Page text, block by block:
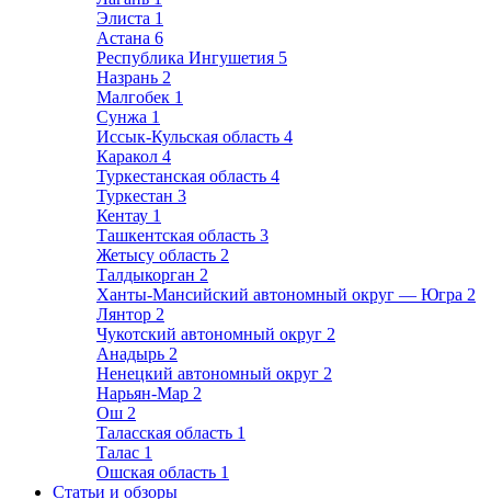
Элиста 1
Астана 6
Республика Ингушетия 5
Назрань 2
Малгобек 1
Сунжа 1
Иссык-Кульская область 4
Каракол 4
Туркестанская область 4
Туркестан 3
Кентау 1
Ташкентская область 3
Жетысу область 2
Талдыкорган 2
Ханты-Мансийский автономный округ — Югра 2
Лянтор 2
Чукотский автономный округ 2
Анадырь 2
Ненецкий автономный округ 2
Нарьян-Мар 2
Ош 2
Таласская область 1
Талас 1
Ошская область 1
Статьи и обзоры